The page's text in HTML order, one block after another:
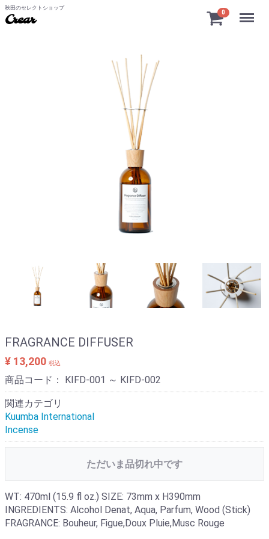
秋田のセレクトショップ
Crear
0 Menu
FRAGRANCE DIFFUSER
¥ 13,200 税込
商品コード： KIFD-001 ～ KIFD-002
関連カテゴリ
Kuumba International
Incense
ただいま品切れ中です
WT: 470ml (15.9 fl oz.) SIZE: 73mm x H390mm
INGREDIENTS: Alcohol Denat, Aqua, Parfum, Wood (Stick)
FRAGRANCE: Bouheur, Figue,Doux Pluie,Musc Rouge